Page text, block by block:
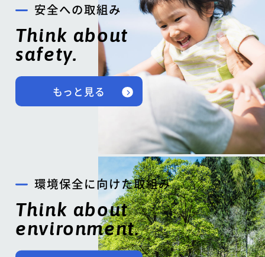
安全への取組み
Think about
safety.
もっと見る
環境保全に向けた取組み
Think about
environment.